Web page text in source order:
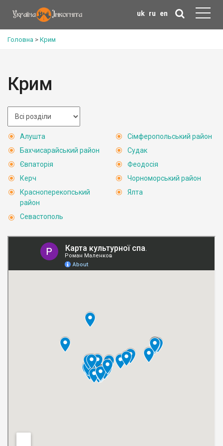
uk ru en
Головна > Крим
Крим
Алушта
Бахчисарайський район
Євпаторія
Керч
Красноперекопський
район
Севастополь
Сімферопольський район
Судак
Феодосія
Чорноморський район
Ялта